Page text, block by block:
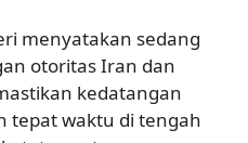
menyatakan sedang
otoritas Iran dan
kedatangan
tepat waktu di tengah